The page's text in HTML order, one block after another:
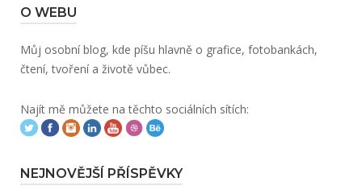
O WEBU
Můj osobní blog, kde píšu hlavně o grafice, fotobankách,
čtení, tvoření a životě vůbec.
Najít mě můžete na těchto sociálních sítích:
NEJNOVĚJŠÍ PŘÍSPĚVKY